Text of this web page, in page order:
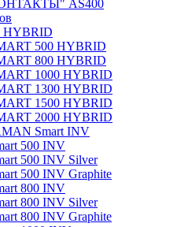
AS400
HYBRID
500 HYBRID
800 HYBRID
1000 HYBRID
1300 HYBRID
1500 HYBRID
2000 HYBRID
Smart INV
500 INV
500 INV Silver
500 INV Graphite
800 INV
800 INV Silver
800 INV Graphite